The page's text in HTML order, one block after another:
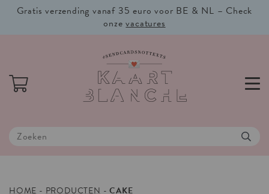
Gratis verzending vanaf 35 euro voor BE & NL – Check
onzevacatures
HOME - PRODUCTEN -CAKE